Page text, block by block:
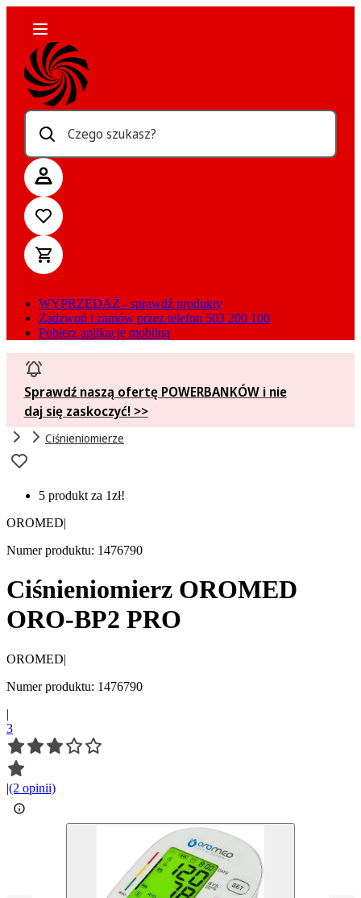
Czego szukasz?
WYPRZEDAŻ - sprawdź produkty
Zadzwoń i zamów przez telefon 503 200 100
Pobierz aplikację mobilną
Sprawdź naszą ofertę POWERBANKÓW i nie
daj się zaskoczyć! >>
Ciśnieniomierze
5 produkt za 1zł!
OROMED|
Numer produktu: 1476790
Ciśnieniomierz OROMED
ORO-BP2 PRO
OROMED|
Numer produktu: 1476790
|
3
|(2 opinii)